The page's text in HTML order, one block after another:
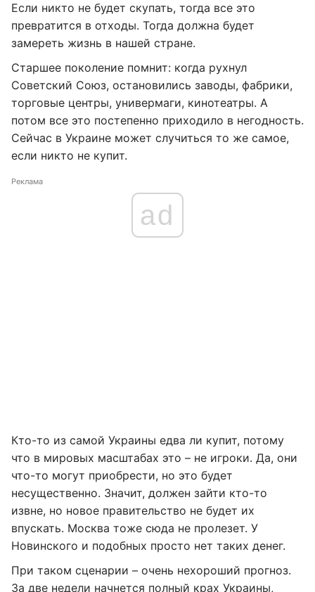
Если никто не будет скупать, тогда все это
превратится в отходы. Тогда должна будет
замереть жизнь в нашей стране.
Старшее поколение помнит: когда рухнул
Советский Союз, остановились заводы, фабрики,
торговые центры, универмаги, кинотеатры. А
потом все это постепенно приходило в негодность.
Сейчас в Украине может случиться то же самое,
если никто не купит.
Реклама
ad
Кто-то из самой Украины едва ли купит, потому
что в мировых масштабах это – не игроки. Да, они
что-то могут приобрести, но это будет
несущественно. Значит, должен зайти кто-то
извне, но новое правительство не будет их
впускать. Москва тоже сюда не пролезет. У
Новинского и подобных просто нет таких денег.
При таком сценарии – очень нехороший прогноз.
За две недели начнется полный крах Украины,